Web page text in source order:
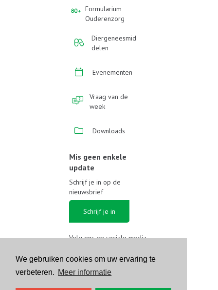
We gebruiken cookies om uw ervaring te
verbeteren. Meer informatie
Formularium
Ouderenzorg
Diergeneesmid
delen
Evenementen
Vraag van de
week
Downloads
Mis geen enkele
update
Schrijf je in op de
nieuwsbrief
Schrijf je in
Volg ons op sociale media